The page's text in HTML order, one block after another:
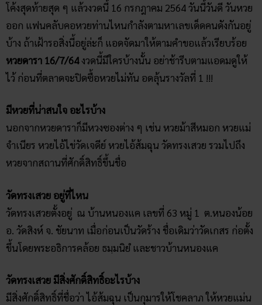
โค้งสุดท้ายสุด ๆ แล้วงวดนี้ 16 กรกฎาคม 2564 วันนี้วันดี วันหวย
ออก แฟนคลับคอหวยท่านไหนกำลังตามหาเลขเด็ดคนดังกันอยู่
บ้าง ถ้าเฝ้ารอสิ่งนี้อยู่ล่ะก็ แอดจัดมาให้ตามคำขอแล้วเรียบร้อย
หวยดารา 16/7/64งวดนี้มีใครบ้างนั้น อย่าช้ารีบตามแอดมดูให้
ไว้ ก่อนที่ตลาดจะปิดซื้อหวยไม่ทัน อดลุ้นรางวัลที่ 1 !!!
มีหวยที่น่าสนใจ อะไรบ้าง
นอกจากหวยดาราก็มีหวงซองต่าง ๆ เช่น หวยม้าสีหมอก หวยแม่
จำเนียร หวยไอ้ไข่วัดเจดีย์ หวยไอ้ส้มฉุน วัดทรงเสวย รวมไปถึง
หวยจากสถานที่ศักดิ์สิทธิ์ขึ้นชื่อ
วัดทรงเสวย อยู่ที่ไหน
วัดทรงเสวยตั้งอยู่ ณ บ้านหนองแค เลขที่ 63 หมู่ 1 ต.หนองน้อย
อ. วัดสิงห์ จ. ชัยนาท เมื่อก่อนเป็นวัดร้าง ชื่อเดิมว่าวัดเกสร ก่อตั้ง
ขึ้นโดยพระอธิการคล้อย ธมฺมนิยํ และชาวบ้านหนองแค
วัดทรงเสวย มีสิ่งศักดิ์สิทธิ์อะไรบ้าง
มีสิ่งศักดิ์สิทธิ์ที่ชื่อว่า ไอ้ส้มฉุน เป็นกุมารให้โชคลาภ ให้หวยแม่น